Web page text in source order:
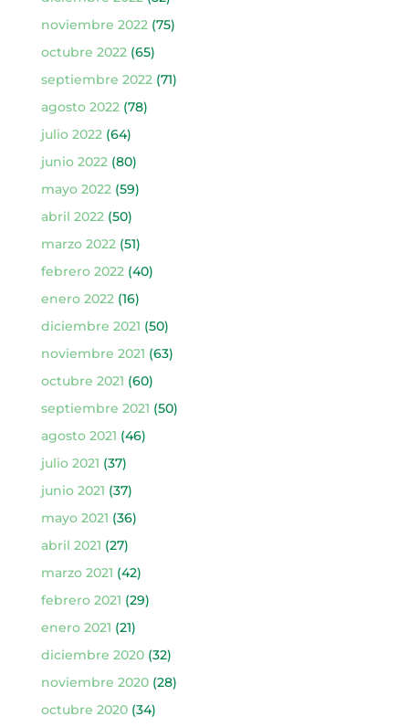
noviembre 2022 (75)
octubre 2022 (65)
septiembre 2022 (71)
agosto 2022 (78)
julio 2022 (64)
junio 2022 (80)
mayo 2022 (59)
abril 2022 (50)
marzo 2022 (51)
febrero 2022 (40)
enero 2022 (16)
diciembre 2021 (50)
noviembre 2021 (63)
octubre 2021 (60)
septiembre 2021 (50)
agosto 2021 (46)
julio 2021 (37)
junio 2021 (37)
mayo 2021 (36)
abril 2021 (27)
marzo 2021 (42)
febrero 2021 (29)
enero 2021 (21)
diciembre 2020(32)
noviembre 2020(28)
octubre 2020(34)